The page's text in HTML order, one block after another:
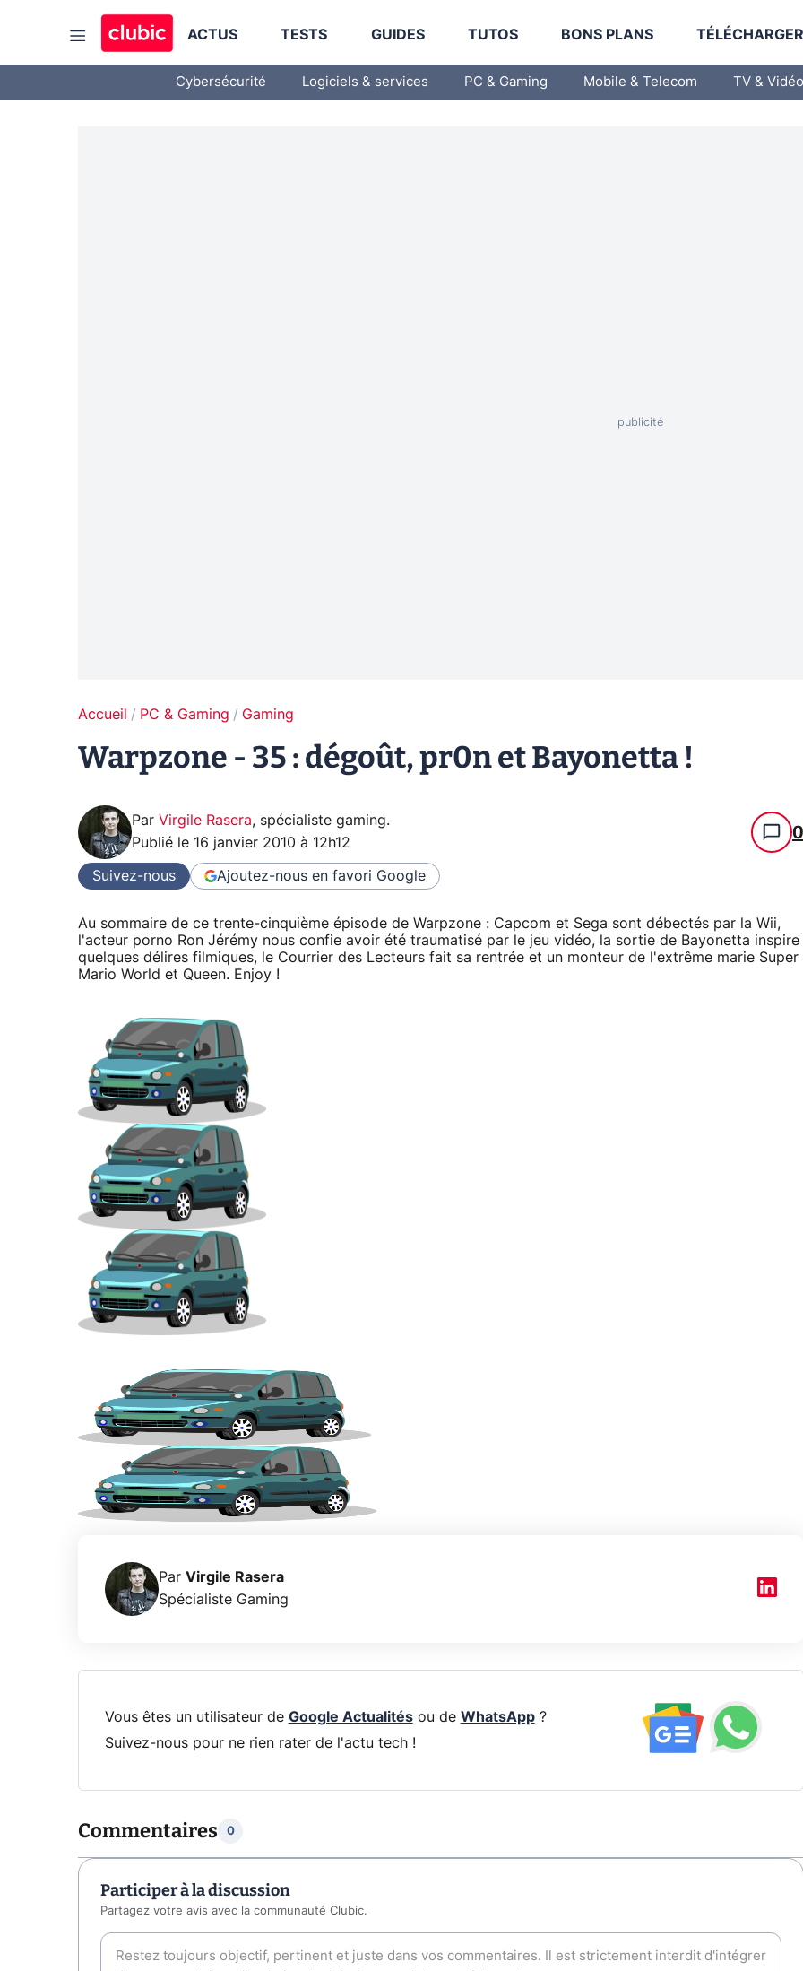
ACTUS TESTS GUIDES TUTOS BONS PLANS
Cybersécurité Logiciels & services PC & Gaming Mobile & Telecom TV & Vidéo
Accueil PC & Gaming Gaming
Warpzone - 35 : dégoût, pr0n et Bayonetta !
Par Virgile Rasera, spécialiste gaming.
Publié le 16 janvier 2010 à 12h12 0
Suivez-nous Ajoutez-nous en favori Google
Au sommaire de ce trente-cinquième épisode de Warpzone : Capcom et Sega sont débectés par la Wii,
l'acteur porno Ron Jérémy nous confie avoir été traumatisé par le jeu vidéo, la sortie de Bayonetta inspire
quelques délires filmiques, le Courrier des Lecteurs fait sa rentrée et un monteur de l'extrême marie Super
Mario World et Queen. Enjoy !
Par Virgile Rasera
Spécialiste Gaming
Vous êtes un utilisateur de Google Actualitésou de WhatsApp?
Suivez-nous pour ne rien rater de l'actu tech !
Commentaires 0
Participer à la discussion
Partagez votre avis avec la communauté Clubic.